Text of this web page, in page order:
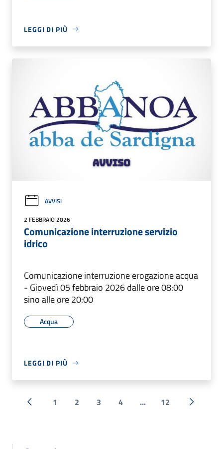
LEGGI DI PIÙ
AVVISI
2 FEBBRAIO 2026
Comunicazione interruzione servizio
idrico
Comunicazione interruzione erogazione acqua
- Giovedì 05 febbraio 2026 dalle ore 08:00
sino alle ore 20:00
Acqua
LEGGI DI PIÙ
« Precedente
1 2 3 4 ... 12